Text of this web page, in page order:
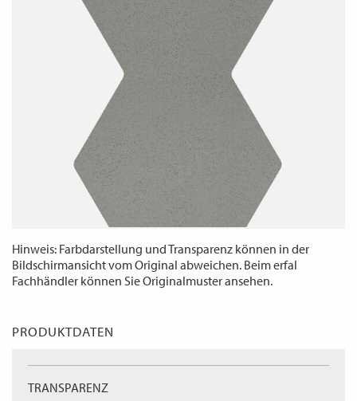
Hinweis: Farbdarstellung und Transparenz können in der
Bildschirmansicht vom Original abweichen. Beim erfal
Fachhändler können Sie Originalmuster ansehen.
PRODUKTDATEN
TRANSPARENZ